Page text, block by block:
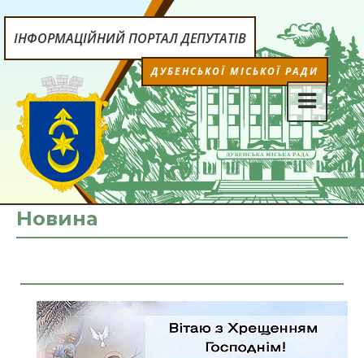
ІНФОРМАЦІЙНИЙ ПОРТАЛ ДЕПУТАТІВ
ДУБЕНСЬКОЇ МІСЬКОЇ РАДИ
Новина